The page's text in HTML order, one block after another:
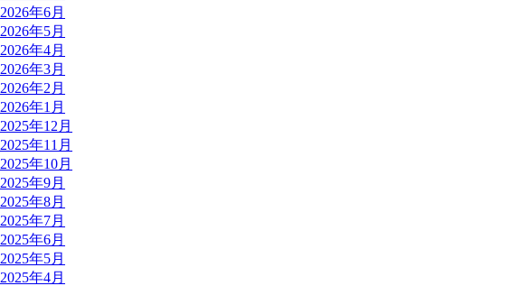
2026年6月
2026年5月
2026年4月
2026年3月
2026年2月
2026年1月
2025年12月
2025年11月
2025年10月
2025年9月
2025年8月
2025年7月
2025年6月
2025年5月
2025年4月